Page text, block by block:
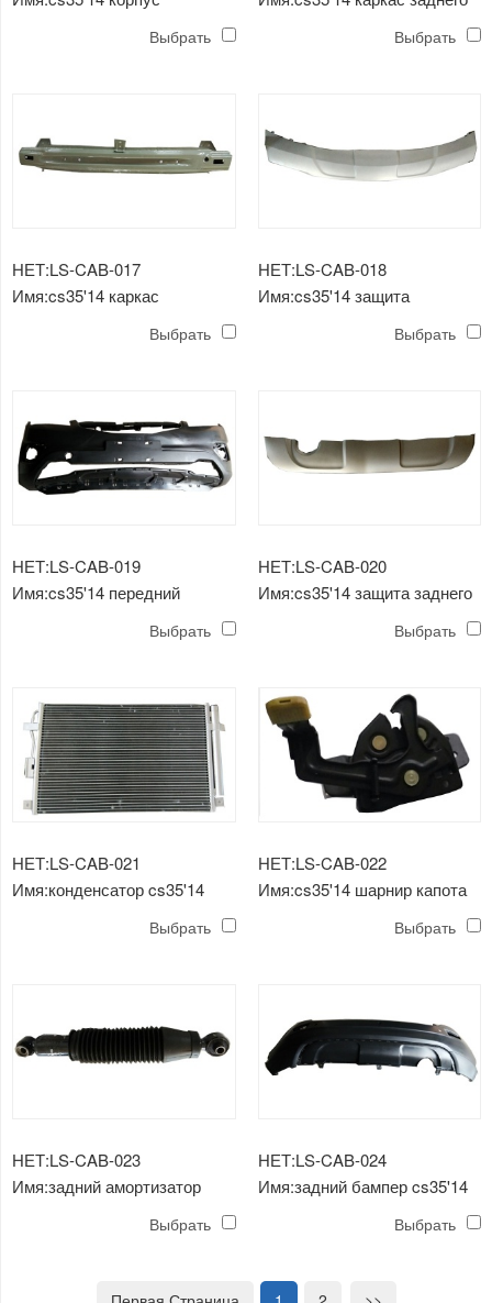
Выбрать Выбрать
НЕТ:LS-CAB-017
Имя:cs35'14 каркас
Выбрать
НЕТ:LS-CAB-018
Имя:cs35'14 защита
Выбрать
НЕТ:LS-CAB-019
Имя:cs35'14 передний
Выбрать
НЕТ:LS-CAB-020
Имя:cs35'14 защита заднего
Выбрать
НЕТ:LS-CAB-021
Имя:конденсатор cs35'14
Выбрать
НЕТ:LS-CAB-022
Имя:cs35'14 шарнир капота
Выбрать
НЕТ:LS-CAB-023
Имя:задний амортизатор
Выбрать
НЕТ:LS-CAB-024
Имя:задний бампер cs35'14
Выбрать